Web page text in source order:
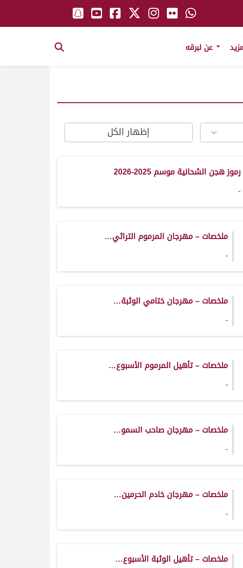
إظهار الكل
رموز هجن الشحانية موسم 2025-2026
-
ملخصات – مهرجان المرموم التراثي…
-
ملخصات – مهرجان ختامي الوثبة…
-
ملخصات – تأهيل المرموم الأسبوع…
-
ملخصات – مهرجان صاحب السمو…
-
ملخصات – مهرجان خادم الحرمين…
-
ملخصات – تأهيل الوثبة الأسبوع…